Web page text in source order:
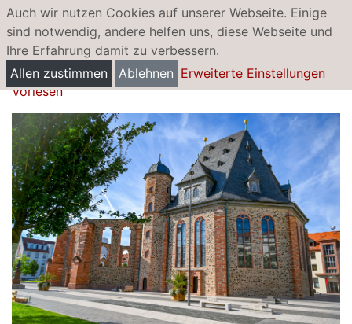
Auch wir nutzen Cookies auf unserer Webseite. Einige
sind notwendig, andere helfen uns, diese Webseite und
Ihre Erfahrung damit zu verbessern.
Allen zustimmen
Ablehnen Erweiterte Einstellungen
Boule-Bahnen
Vorlesen